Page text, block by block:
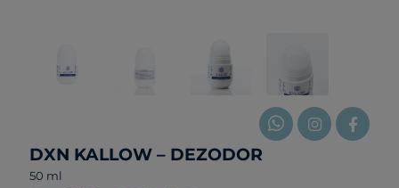
DXN KALLOW – DEZODOR
50 ml